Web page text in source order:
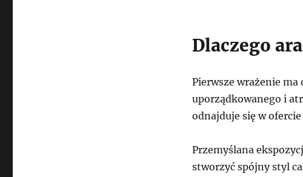
Dlaczego
Pierwsze wrażenie
uporządkowanego i
odnajduje się w
Przemyślana
stworzyć spójny styl